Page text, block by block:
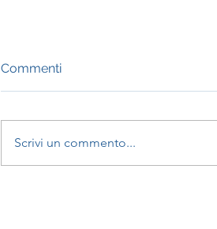
Commenti
Scrivi un commento...